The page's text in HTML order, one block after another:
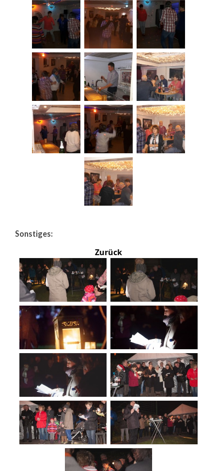
Sonstiges:
Zurück